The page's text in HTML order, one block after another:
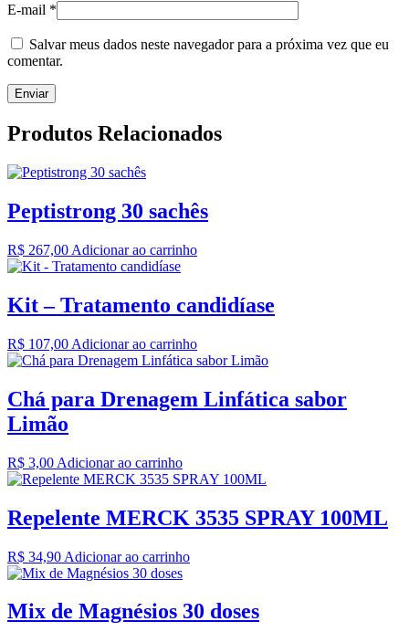
E-mail *
Salvar meus dados neste navegador para a próxima vez que eu
comentar.
Produtos Relacionados
Peptistrong 30 sachês
R$ 267,00 Adicionar ao carrinho
Kit – Tratamento candidíase
R$ 107,00 Adicionar ao carrinho
Chá para Drenagem Linfática sabor
Limão
R$ 3,00 Adicionar ao carrinho
Repelente MERCK 3535 SPRAY 100ML
R$ 34,90 Adicionar ao carrinho
Mix de Magnésios 30 doses